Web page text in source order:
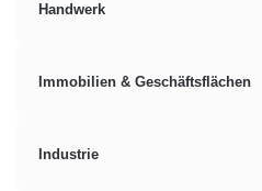
Handwerk
Immobilien & Geschäftsflächen
Industrie